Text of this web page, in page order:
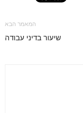
המאמר הבא
שיעור בדיני עבודה